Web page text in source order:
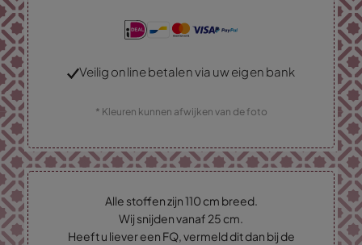
Veilig online betalen via uw eigen bank
* Kleuren kunnen afwijken van de foto
Alle stoffen zijn 110 cm breed.
Wij snijden vanaf 25 cm.
Heeft u liever een FQ, vermeld dit dan bij de